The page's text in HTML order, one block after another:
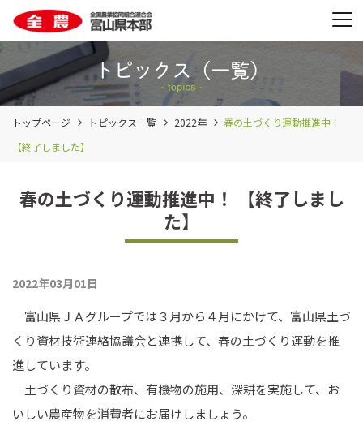
トップページ トピックス一覧 2022年
春の土づくり運動推進中！
【終了しました】
春の土づくり運動推進中！ 【終了しまし
た】
2022年03月01日
富山県ＪＡグループでは３月から４月にかけて、富山県土づ
くり資材技術連絡協議会と連携して、春の土づくり運動を推
進しています。
土づくり資材の散布、有機物の施用、深耕を実施して、お
いしい農産物を消費者にお届けしましょう。